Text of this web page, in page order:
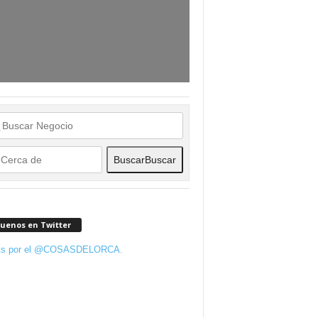
BuscarBuscar
en Twitter
por el @COSASDELORCA.